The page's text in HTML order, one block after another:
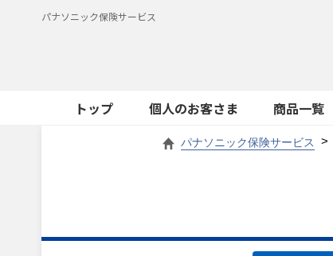
パナソニック保険サービス
トップ 個人のお客さま 商品一覧
パナソニック保険サービス